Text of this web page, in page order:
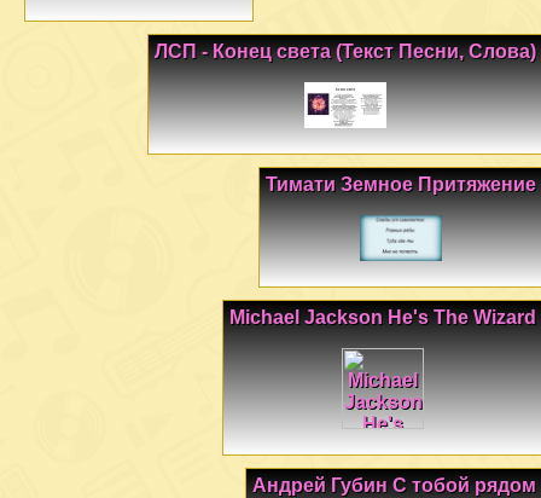
ЛСП - Конец света (Текст Песни, Слова)
Тимати Земное Притяжение
Michael Jackson He's The Wizard
Андрей Губин С тобой рядом